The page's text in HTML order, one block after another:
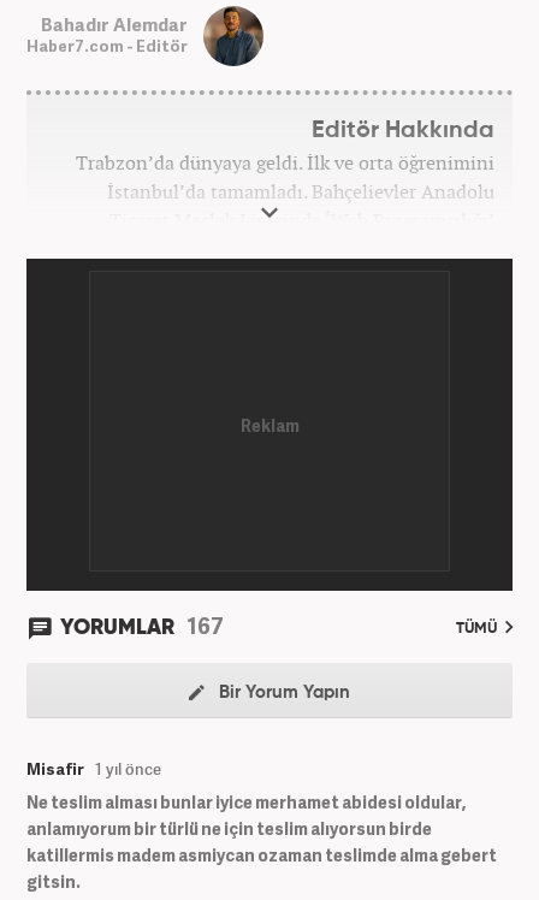
Bahadır Alemdar
Haber7.com - Editör
Editör Hakkında
Trabzon’da dünyaya geldi. İlk ve orta öğrenimini
İstanbul’da tamamladı. Bahçelievler Anadolu
Ticaret Meslek Lisesinde ‘Web Programcılığı’
ve teknoloji kategorilerinde birçok haber ve
YORUMLAR 167 TÜMÜ
Bir Yorum Yapın
Misafir 1 yıl önce
Ne teslim alması bunlar iyice merhamet abidesi oldular,
anlamıyorum bir türlü ne için teslim alıyorsun birde
katillermis madem asmiycan ozaman teslimde alma gebert
gitsin.